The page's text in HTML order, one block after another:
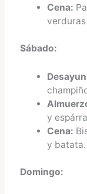
Cena:
Sábado:
y
Cena:
y batata.
Domingo: